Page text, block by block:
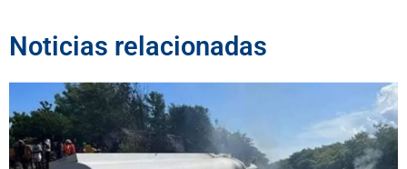
Noticias relacionadas